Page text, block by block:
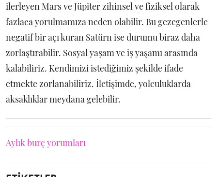
ilerleyen Mars ve Jüpiter zihinsel ve fiziksel olarak
fazlaca yorulmamıza neden olabilir. Bu gezegenlerle
negatif bir açı kuran Satürn ise durumu biraz daha
zorlaştırabilir. Sosyal yaşam ve iş yaşamı arasında
kalabiliriz. Kendimizi istediğimiz şekilde ifade
etmekte zorlanabiliriz. İletişimde, yolculuklarda
aksaklıklar meydana gelebilir.
Aylık burç yorumları